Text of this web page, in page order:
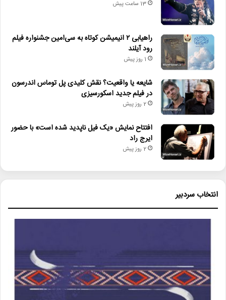
13 ساعت پیش
راهیابی ۲ انیمیشن کوتاه به سی‌امین جشنواره فیلم
رود آیلند
1 روز پیش
شایعه یا واقعیت؟ نقش کلیدی پل توماس اندرسون
در فیلم جدید اسکورسیزی
2 روز پیش
افتتاح نمایش «یک فیل ناپدید شده است» با حضور
ایرج راد
2 روز پیش
انتخاب سردبیر